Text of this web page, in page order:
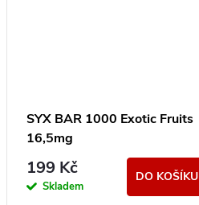
SYX BAR 1000 Exotic Fruits
16,5mg
199 Kč
Skladem
DO KOŠÍKU